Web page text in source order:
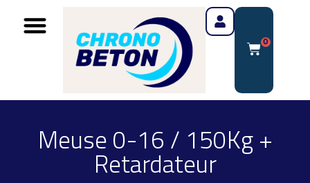
0
Meuse 0-16 / 150Kg +
Retardateur